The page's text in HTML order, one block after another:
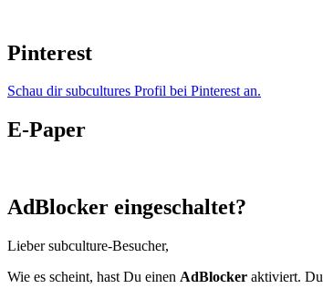
Pinterest
Schau dir subcultures Profil bei Pinterest an.
E-Paper
AdBlocker eingeschaltet?
Lieber subculture-Besucher,
Wie es scheint, hast Du einen AdBlocker aktiviert.